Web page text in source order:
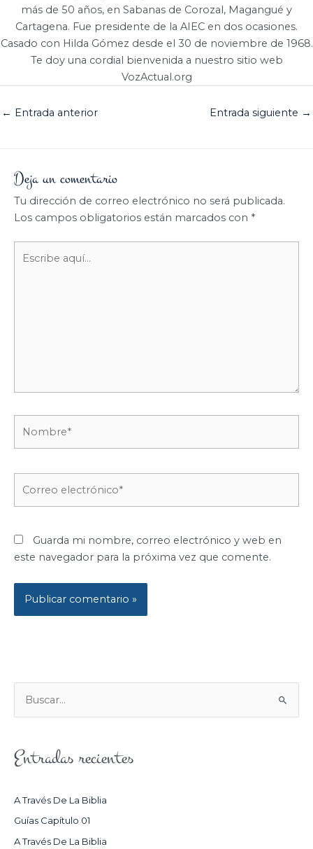
más de 50 años, en Sabanas de Corozal, Magangué y
Cartagena. Fue presidente de la AIEC en dos ocasiones.
Casado con Hilda Gómez desde el 30 de noviembre de 1968.
Te doy una cordial bienvenida a nuestro sitio web
VozActual.org
← Entrada anterior Entrada siguiente →
Deja un comentario
Tu dirección de correo electrónico no será publicada.
Los campos obligatorios están marcados con *
aquí...
Guarda mi nombre, correo electrónico y web en
este navegador para la próxima vez que comente.
U
C
Entradas recientes
A Través De La Biblia
Guías Capítulo 01
A Través De La Biblia